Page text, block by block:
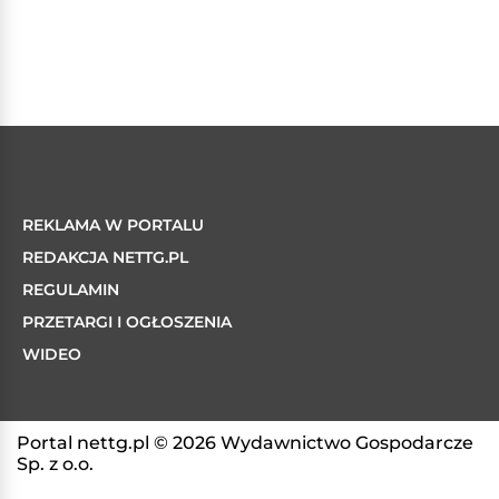
REKLAMA W PORTALU
REDAKCJA NETTG.PL
REGULAMIN
PRZETARGI I OGŁOSZENIA
WIDEO
Portal nettg.pl © 2026 Wydawnictwo Gospodarcze
Sp. z o.o.